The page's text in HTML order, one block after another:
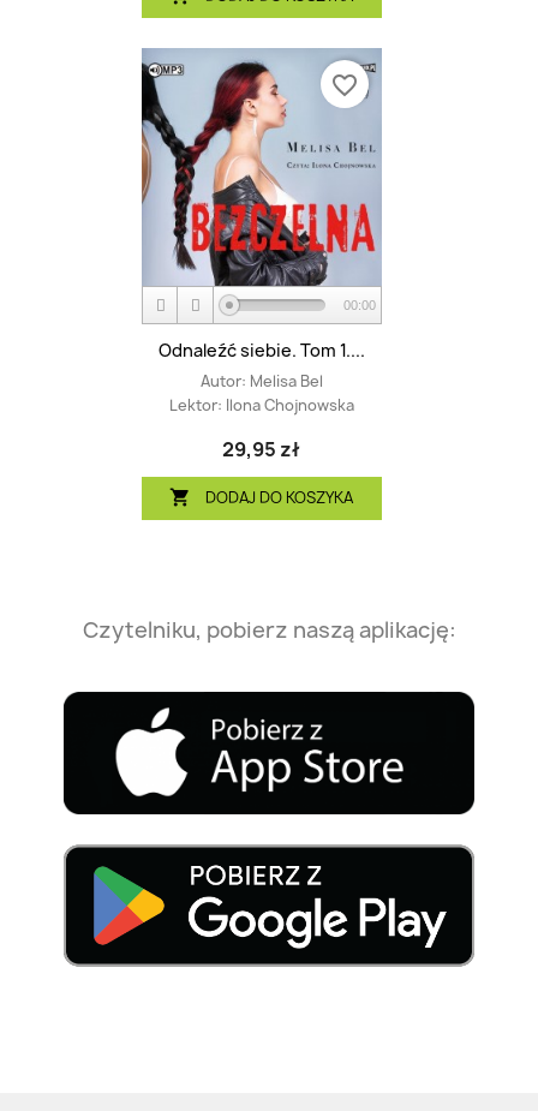
00:00
Odnaleźć siebie. Tom 1....
Autor: Melisa Bel
Lektor: Ilona Chojnowska
29,95 zł
 DODAJ DO KOSZYKA
favorite_border
Czytelniku, pobierz naszą aplikację: